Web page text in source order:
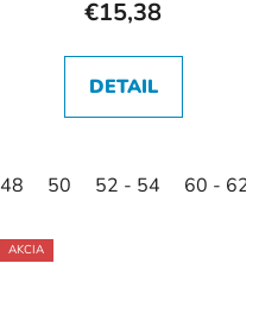
€15,38
DETAIL
48 50 52 - 54 60 - 62
AKCIA